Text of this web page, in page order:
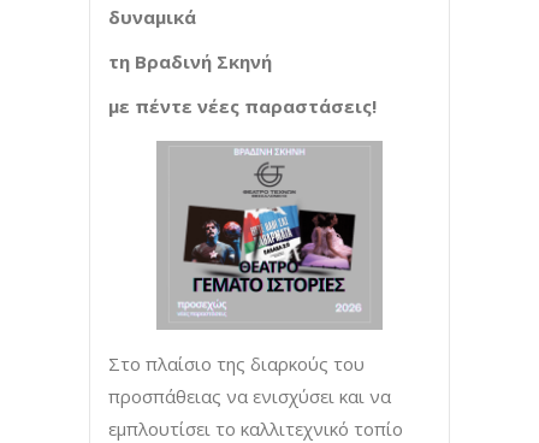
δυναμικά
τη Βραδινή Σκηνή
με πέντε νέες παραστάσεις!
Στο πλαίσιο της διαρκούς του
προσπάθειας να ενισχύσει και να
εμπλουτίσει το καλλιτεχνικό τοπίο